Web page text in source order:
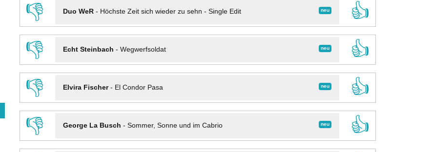
👎
neu
Duo WeR- Höchste Zeit sich wieder zu sehn - Single Edit
👍
👎
neu
Echt Steinbach - Wegwerfsoldat
👍
👎
neu
Elvira Fischer- El Condor Pasa
👍
👎
neu
George La Busch - Sommer, Sonne und im Cabrio
👍